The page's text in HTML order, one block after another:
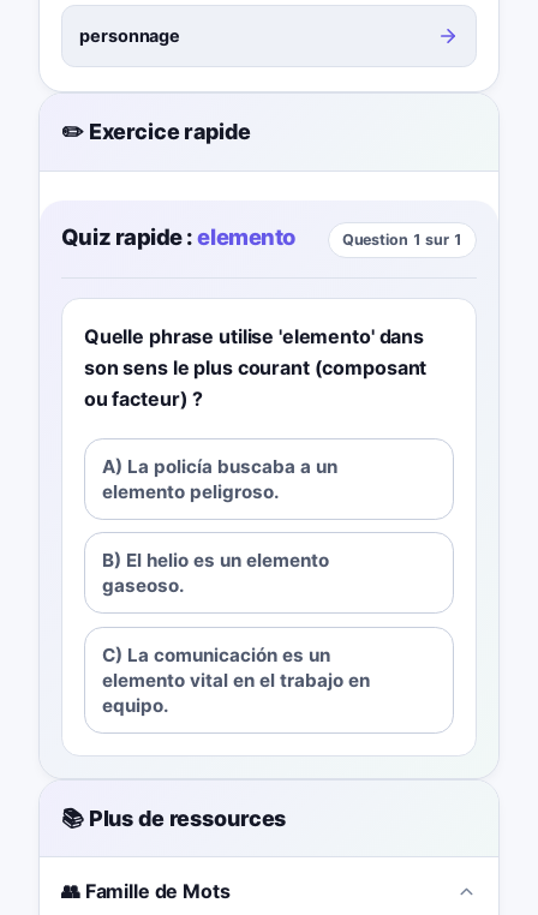
personnage
✏️ Exercice rapide
Quiz rapide : elemento Question 1 sur 1
Quelle phrase utilise 'elemento' dans
son sens le plus courant (composant
ou facteur) ?
A) La policía buscaba a un
elemento peligroso.
B) El helio es un elemento
gaseoso.
C) La comunicación es un
elemento vital en el trabajo en
equipo.
📚 Plus de ressources
👥 Famille de Mots